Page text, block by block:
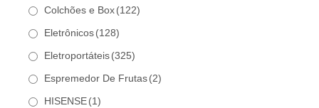
Colchões e Box (122)
Eletrônicos (128)
Eletroportáteis (325)
Espremedor De Frutas (2)
HISENSE (1)